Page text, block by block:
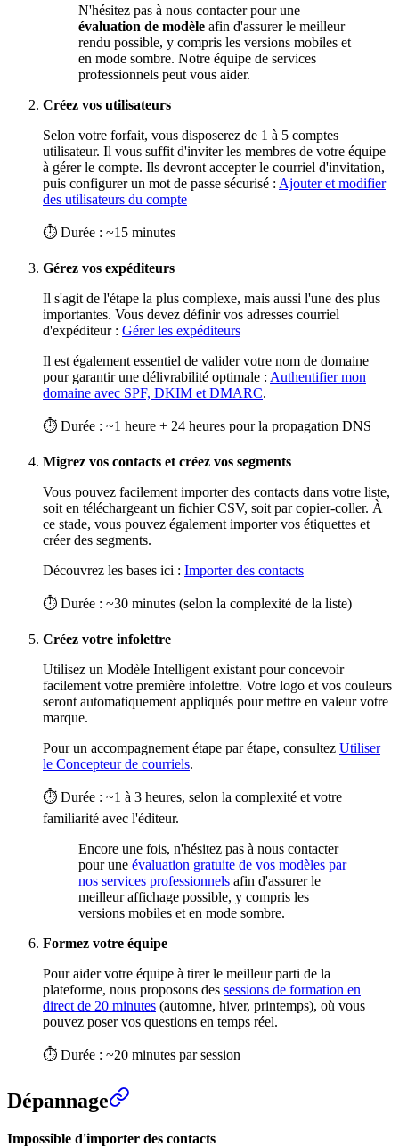
N'hésitez pas à nous contacter pour une
évaluation de modèle afin d'assurer le meilleur
rendu possible, y compris les versions mobiles et
en mode sombre. Notre équipe de services
professionnels peut vous aider.
Créez vos utilisateurs
Selon votre forfait, vous disposerez de 1 à 5 comptes
utilisateur. Il vous suffit d'inviter les membres de votre équipe
à gérer le compte. Ils devront accepter le courriel d'invitation,
puis configurer un mot de passe sécurisé : Ajouter et modifier
des utilisateurs du compte
⏱ Durée : ~15 minutes
Gérez vos expéditeurs
Il s'agit de l'étape la plus complexe, mais aussi l'une des plus
importantes. Vous devez définir vos adresses courriel
d'expéditeur : Gérer les expéditeurs
Il est également essentiel de valider votre nom de domaine
pour garantir une délivrabilité optimale : Authentifier mon
domaine avec SPF, DKIM et DMARC.
⏱ Durée : ~1 heure + 24 heures pour la propagation DNS
Migrez vos contacts et créez vos segments
Vous pouvez facilement importer des contacts dans votre liste,
soit en téléchargeant un fichier CSV, soit par copier-coller. À
ce stade, vous pouvez également importer vos étiquettes et
créer des segments.
Découvrez les bases ici : Importer des contacts
⏱ Durée : ~30 minutes (selon la complexité de la liste)
Créez votre infolettre
Utilisez un Modèle Intelligent existant pour concevoir
facilement votre première infolettre. Votre logo et vos couleurs
seront automatiquement appliqués pour mettre en valeur votre
marque.
Pour un accompagnement étape par étape, consultez Utiliser
le Concepteur de courriels.
⏱ Durée : ~1 à 3 heures, selon la complexité et votre
familiarité avec l'éditeur.
Encore une fois, n'hésitez pas à nous contacter
pour une évaluation gratuite de vos modèles par
nos services professionnels afin d'assurer le
meilleur affichage possible, y compris les
versions mobiles et en mode sombre.
Formez votre équipe
Pour aider votre équipe à tirer le meilleur parti de la
plateforme, nous proposons des sessions de formation en
direct de 20 minutes (automne, hiver, printemps), où vous
pouvez poser vos questions en temps réel.
⏱ Durée : ~20 minutes par session
Dépannage
Impossible d'importer des contacts